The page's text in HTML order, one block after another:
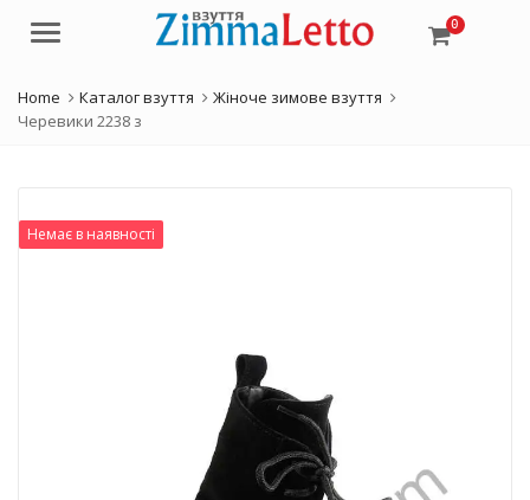
Menu 0
Home Каталог взуття
Жіноче зимове взуття
Черевики 2238 з
Немає в наявності